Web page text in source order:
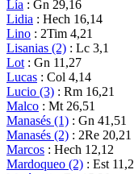
Lía : Gn 29,16
Lidia : Hech 16,14
Lino : 2Tim 4,21
Lisanias (2) : Lc 3,1
Lot : Gn 11,27
Lucas : Col 4,14
Lucio (3) : Rm 16,21
Malco : Mt 26,51
Manasés (1) : Gn 41,51
Manasés (2) : 2Re 20,21
Marcos : Hech 12,12
Mardoqueo (2) : Est 11,2